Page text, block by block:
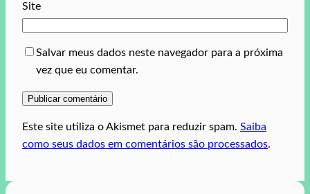
Site
Salvar meus dados neste navegador para a próxima
vez que eu comentar.
Este site utiliza o Akismet para reduzir spam. Saiba
como seus dados em comentários são processados.